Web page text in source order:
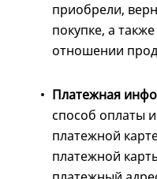
приобрели,
покупке, а
отношении
Платежная
способ оплаты
платежной
платежной